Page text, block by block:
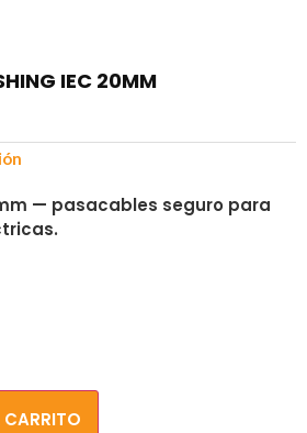
IEC 20MM
— pasacables seguro para